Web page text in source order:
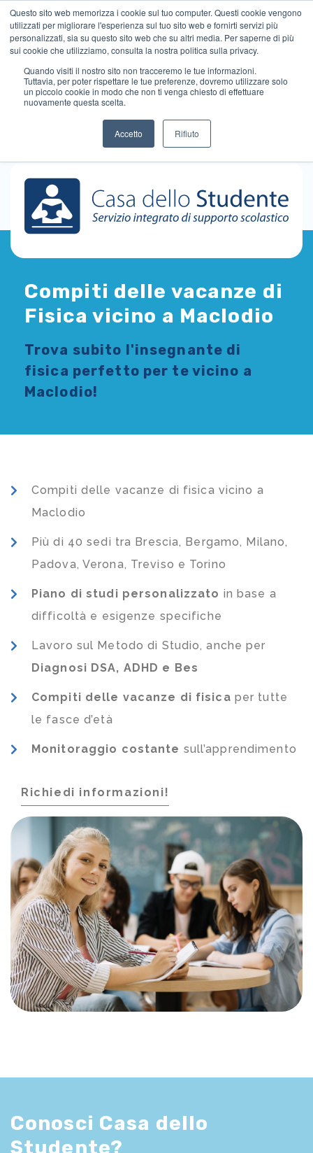
Questo sito web memorizza i cookie sul tuo computer. Questi cookie vengono
utilizzati per migliorare l'esperienza sul tuo sito web e fornirti servizi più
personalizzati, sia su questo sito web che su altri media. Per saperne di più
sui cookie che utilizziamo, consulta la nostra politica sulla privacy.
Quando visiti il ​​nostro sito non tracceremo le tue informazioni.
Tuttavia, per poter rispettare le tue preferenze, dovremo utilizzare solo
un piccolo cookie in modo che non ti venga chiesto di effettuare
nuovamente questa scelta.
Accetto Rifiuto
Compiti delle vacanze di
Fisica vicino a Maclodio
Trova subito l'insegnante di
fisica perfetto per te vicino a
Maclodio!
Compiti delle vacanze di fisica vicino a
Maclodio
Più di 40 sedi tra Brescia, Bergamo, Milano,
Padova, Verona, Treviso e Torino
Piano di studi personalizzato in base a
difficoltà e esigenze specifiche
Lavoro sul Metodo di Studio, anche per
Diagnosi DSA, ADHD e Bes
Compiti delle vacanze di fisica per tutte
le fasce d’età
Monitoraggio costante sull’apprendimento
Richiedi informazioni!
Conosci Casa dello
Studente?